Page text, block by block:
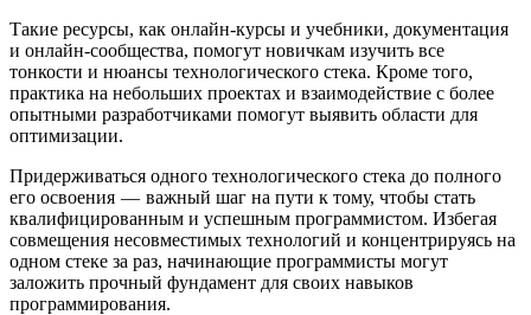
Такие ресурсы, как онлайн-курсы и учебники, документация
и онлайн-сообщества, помогут новичкам изучить все
тонкости и нюансы технологического стека. Кроме того,
практика на небольших проектах и взаимодействие с более
опытными разработчиками помогут выявить области для
оптимизации.
Придерживаться одного технологического стека до полного
его освоения — важный шаг на пути к тому, чтобы стать
квалифицированным и успешным программистом. Избегая
совмещения несовместимых технологий и концентрируясь на
одном стеке за раз, начинающие программисты могут
заложить прочный фундамент для своих навыков
программирования.